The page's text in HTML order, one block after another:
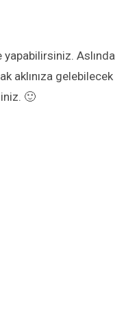
Aslında
aklınıza gelebilecek
🙂